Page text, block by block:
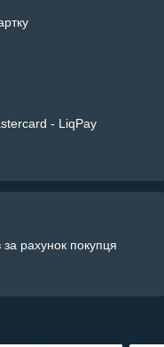
- LiqPay
рахунок покупця